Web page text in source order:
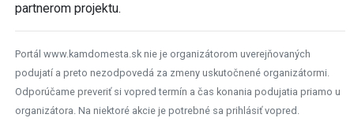
partnerom projektu.
Portál www.kamdomesta.sk nie je organizátorom uverejňovaných
podujatí a preto nezodpovedá za zmeny uskutočnené organizátormi.
Odporúčame preveriť si vopred termín a čas konania podujatia priamo u
organizátora. Na niektoré akcie je potrebné sa prihlásiť vopred.